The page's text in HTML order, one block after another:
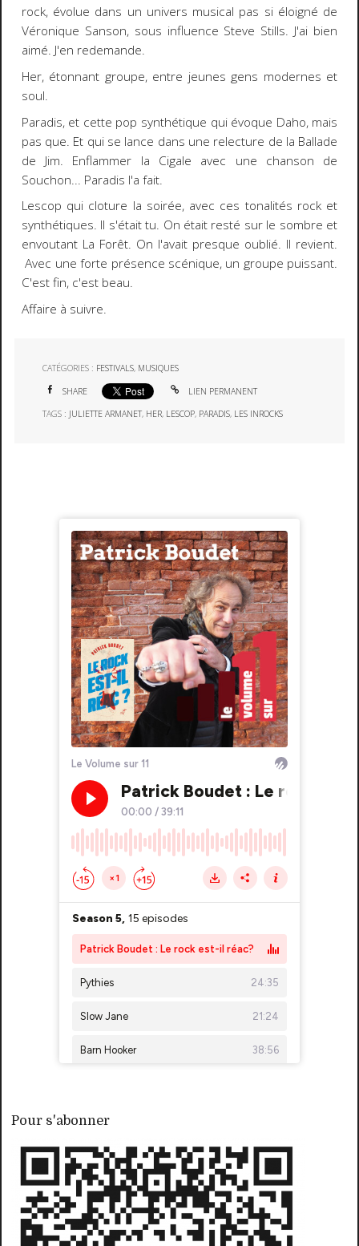
Pour s'abonner
rock, évolue dans un univers musical pas si éloigné de
Véronique Sanson, sous influence Steve Stills. J'ai bien
aimé. J'en redemande.
Her, étonnant groupe, entre jeunes gens modernes et
soul.
Paradis, et cette pop synthétique qui évoque Daho, mais
pas que. Et qui se lance dans une relecture de la Ballade
de Jim. Enflammer la Cigale avec une chanson de
Souchon... Paradis l'a fait.
Lescop qui cloture la soirée, avec ces tonalités rock et
synthétiques. Il s'était tu. On était resté sur le sombre et
envoutant La Forêt. On l'avait presque oublié. Il revient.
Avec une forte présence scénique, un groupe puissant.
C'est fin, c'est beau.
Affaire à suivre.
CATÉGORIES : FESTIVALS, MUSIQUES
SHARE LIEN PERMANENT
TAGS : JULIETTE ARMANET, HER, LESCOP, PARADIS, LES INROCKS